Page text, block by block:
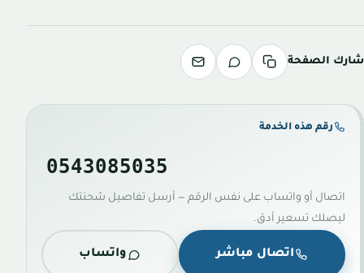
شارك الصفحة
رقم هذه الخدمة
0543085035
اتصال أو واتساب على نفس الرقم — أرسل تفاصيل شحنتك
ليصلك تسعير أدق.
اتصال مباشر واتساب